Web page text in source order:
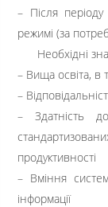
– Після
режимі (за
Необхідні
– Вища освіта, в
–
– Здатність
продуктивності
– Вміння
інформації